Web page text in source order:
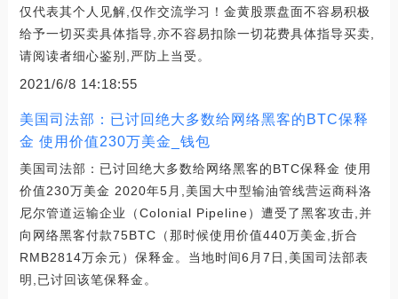
仅代表其个人见解,仅作交流学习！金黄股票盘面不容易积极
给予一切买卖具体指导,亦不容易扣除一切花费具体指导买卖,
请阅读者细心鉴别,严防上当受。
2021/6/8 14:18:55
美国司法部：已讨回绝大多数给网络黑客的BTC保释
金 使用价值230万美金_钱包
美国司法部：已讨回绝大多数给网络黑客的BTC保释金 使用
价值230万美金 2020年5月,美国大中型输油管线营运商科洛
尼尔管道运输企业（Colonial Pipeline）遭受了黑客攻击,并
向网络黑客付款75BTC（那时候使用价值440万美金,折合
RMB2814万余元）保释金。当地时间6月7日,美国司法部表
明,已讨回该笔保释金。